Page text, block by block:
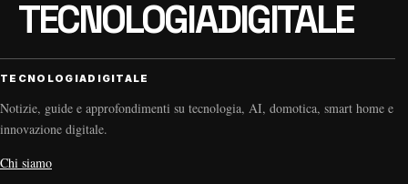
TECNOLOGIADIGITALE
Notizie, guide e approfondimenti su tecnologia, AI, domotica, smart home e
innovazione digitale.
Chi siamo